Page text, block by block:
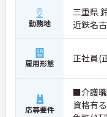
た温かい支援を提供し
用に設計された新築物
じめ、現場でのOJTや
厚い教育体制を整えて
れた福祉業界でのご経
を存分に活かせる環
すことができる登用
どもご用意していま
も、レシピや食材の宅
勤務地
三重県
近鉄名
雇用形態 正社員(
応募要件
■介護
資格有